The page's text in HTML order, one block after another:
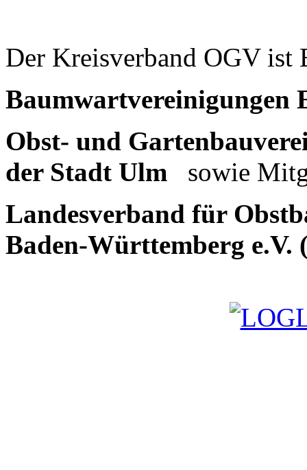
Der Kreisverband OGV ist
Obst- und
der Stadt Ulm sowie
Landesverband für
Baden-Württemberg e.V.